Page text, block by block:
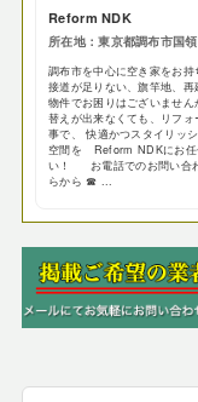
Reform NDK
所在地：東京都調布市国
調布市を中心に空き家をお持
接道が足りない、旗竿地、再
物件でお困りはございません
替えが出来なくても、リフォ
事で、 快適かつスタイリッ
空間を Reform NDKにお任
い！ お電話でのお問い合
らから ☎ ...